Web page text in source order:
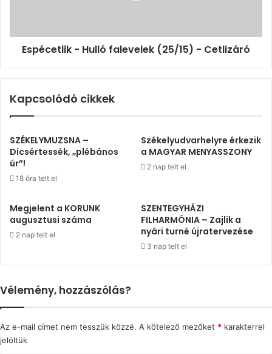
Espécetlik - Hulló falevelek (25/15) - Cetlizáró
Kapcsolódó cikkek
SZÉKELYMUZSNA –
Dicsértessék, „plébános
úr”!
18 óra telt el
Székelyudvarhelyre érkezik
a MAGYAR MENYASSZONY
2 nap telt el
Megjelent a KORUNK
augusztusi száma
2 nap telt el
SZENTEGYHÁZI
FILHARMÓNIA – Zajlik a
nyári turné újratervezése
3 nap telt el
Vélemény, hozzászólás?
Az e-mail címet nem tesszük közzé. A kötelező mezőket * karakterrel
jelöltük